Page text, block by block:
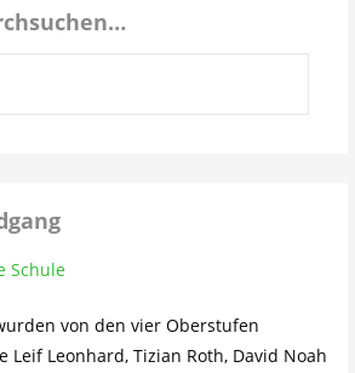
Schule
von den vier Oberstufen
Leif Leonhard, Tizian Roth, David Noah